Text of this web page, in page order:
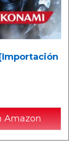
Amazon